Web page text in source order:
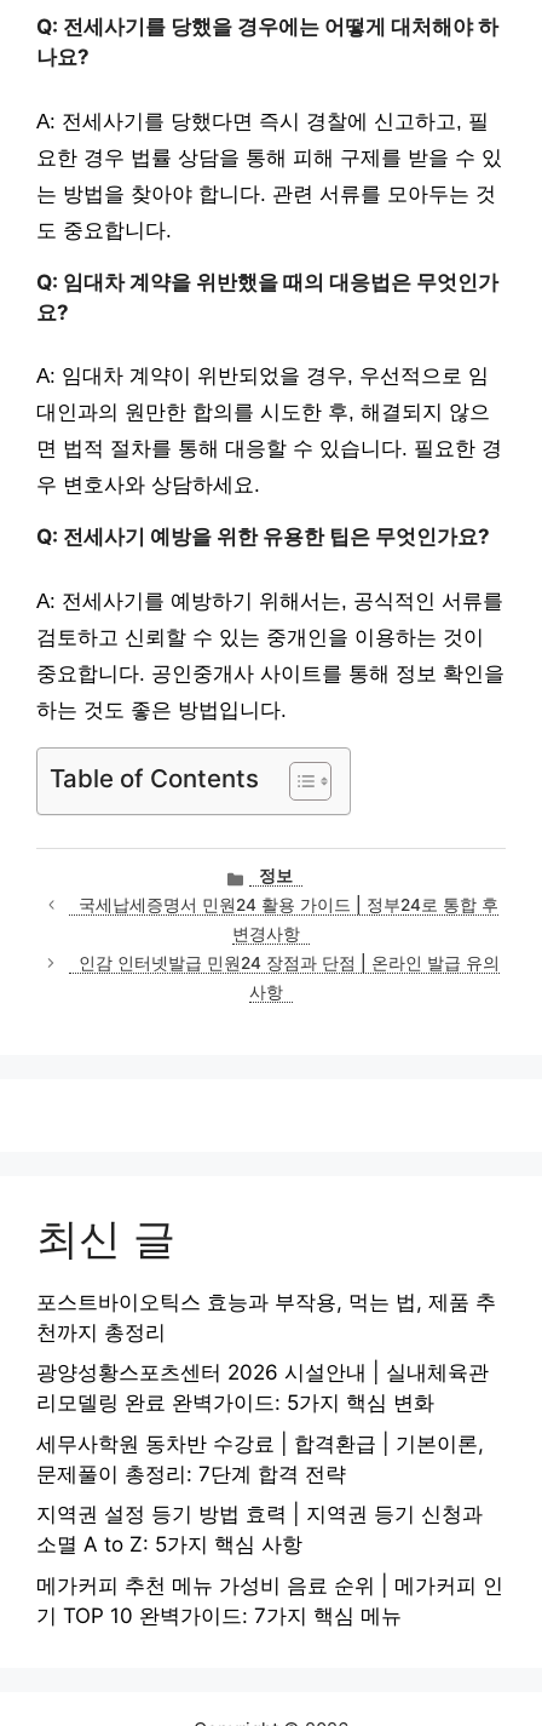
Q: 전세사기를 당했을 경우에는 어떻게 대처해야 하
나요?
A: 전세사기를 당했다면 즉시 경찰에 신고하고, 필
요한 경우 법률 상담을 통해 피해 구제를 받을 수 있
는 방법을 찾아야 합니다. 관련 서류를 모아두는 것
도 중요합니다.
Q: 임대차 계약을 위반했을 때의 대응법은 무엇인가
요?
A: 임대차 계약이 위반되었을 경우, 우선적으로 임
대인과의 원만한 합의를 시도한 후, 해결되지 않으
면 법적 절차를 통해 대응할 수 있습니다. 필요한 경
우 변호사와 상담하세요.
Q: 전세사기 예방을 위한 유용한 팁은 무엇인가요?
A: 전세사기를 예방하기 위해서는, 공식적인 서류를
검토하고 신뢰할 수 있는 중개인을 이용하는 것이
중요합니다. 공인중개사 사이트를 통해 정보 확인을
하는 것도 좋은 방법입니다.
Table of Contents
카
테
고
리
정보
국세납세증명서 민원24 활용 가이드 | 정부24로 통합 후
변경사항
인감 인터넷발급 민원24 장점과 단점 | 온라인 발급 유의
사항
최신 글
포스트바이오틱스 효능과 부작용, 먹는 법, 제품 추
천까지 총정리
광양성황스포츠센터 2026 시설안내 | 실내체육관
리모델링 완료 완벽가이드: 5가지 핵심 변화
세무사학원 동차반 수강료 | 합격환급 | 기본이론,
문제풀이 총정리: 7단계 합격 전략
지역권 설정 등기 방법 효력 | 지역권 등기 신청과
소멸 A to Z: 5가지 핵심 사항
메가커피 추천 메뉴 가성비 음료 순위 | 메가커피 인
기 TOP 10 완벽가이드: 7가지 핵심 메뉴